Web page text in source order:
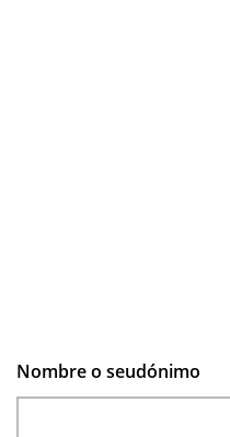
Nombre o seudónimo